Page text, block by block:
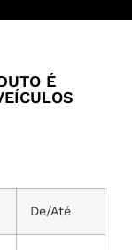
É
De/Até